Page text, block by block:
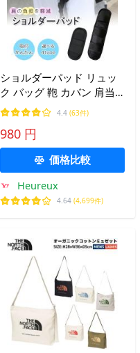
ショルダーパッド リュッ
ク バッグ 鞄 カバン 肩当
て 肩パッド カバー クッシ
ョン 滑り止め マジックテ
ープ 通勤 通学 遠足 旅行
4.4 (63件)
980 円
価格比較
Heureux
4.64 (4,699件)